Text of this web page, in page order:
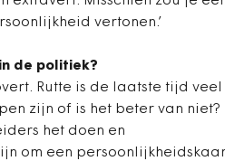
vertonen.’
de politiek?
Rutte is de laatste tijd veel
zijn of is het beter van niet?
het doen en
om een